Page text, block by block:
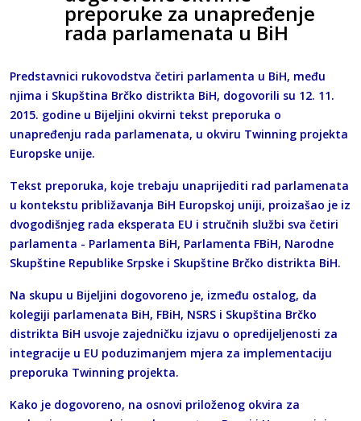
preporuke za unapređenje
rada parlamenata u BiH
Predstavnici rukovodstva četiri parlamenta u BiH, među
njima i Skupština Brčko distrikta BiH, dogovorili su 12. 11.
2015. godine u Bijeljini okvirni tekst preporuka o
unapređenju rada parlamenata, u okviru Twinning projekta
Europske unije.
Tekst preporuka, koje trebaju unaprijediti rad parlamenata
u kontekstu približavanja BiH Europskoj uniji, proizašao je iz
dvogodišnjeg rada eksperata EU i stručnih službi sva četiri
parlamenta - Parlamenta BiH, Parlamenta FBiH, Narodne
Skupštine Republike Srpske i Skupštine Brčko distrikta BiH.
Na skupu u Bijeljini dogovoreno je, između ostalog, da
kolegiji parlamenata BiH, FBiH, NSRS i Skupština Brčko
distrikta BiH usvoje zajedničku izjavu o opredijeljenosti za
integracije u EU poduzimanjem mjera za implementaciju
preporuka Twinning projekta.
Kako je dogovoreno, na osnovi priloženog okvira za